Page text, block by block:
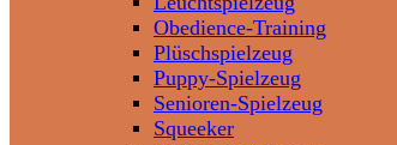
Obedience-Training
Plüschspielzeug
Puppy-Spielzeug
Senioren-Spielzeug
Squeeker